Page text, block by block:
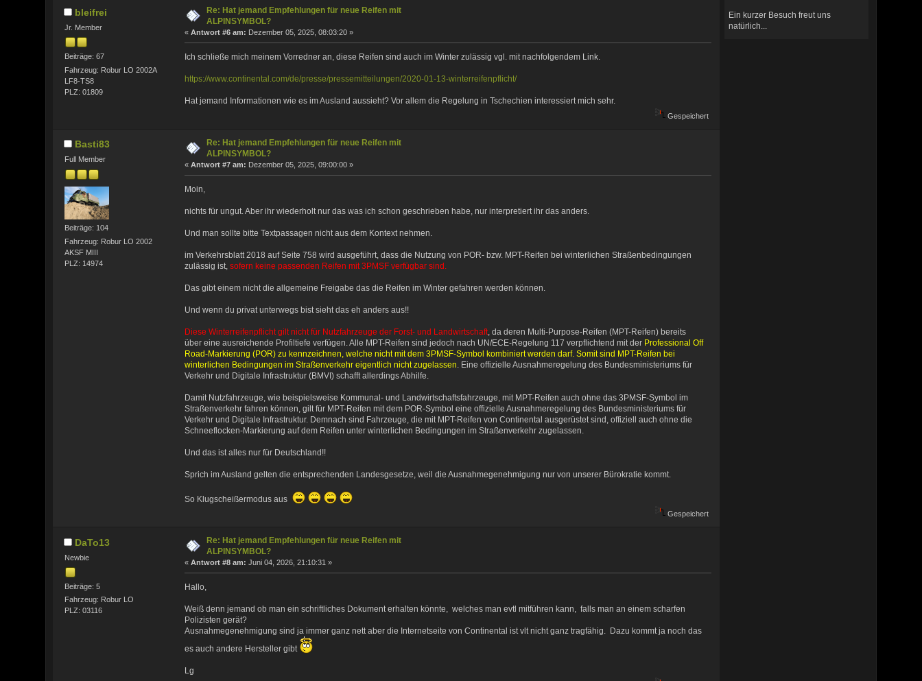
bleifrei
Jr. Member
Beiträge: 67
Fahrzeug: Robur LO 2002A
LF8-TS8
PLZ: 01809
Re: Hat jemand Empfehlungen für neue Reifen mit
ALPINSYMBOL?
«Antwort #6 am: Dezember 05, 2025, 08:03:20 »
Ich schließe mich meinem Vorredner an, diese Reifen sind auch im Winter zulässig vgl. mit nachfolgendem Link.
https://www.continental.com/de/presse/pressemitteilungen/2020-01-13-winterreifenpflicht/
Hat jemand Informationen wie es im Ausland aussieht? Vor allem die Regelung in Tschechien interessiert mich sehr.
Gespeichert
Basti83
Full Member
Beiträge: 104
Fahrzeug: Robur LO 2002
AKSF MIII
PLZ: 14974
Re: Hat jemand Empfehlungen für neue Reifen mit
ALPINSYMBOL?
«Antwort #7 am: Dezember 05, 2025, 09:00:00 »
Moin,
nichts für ungut. Aber ihr wiederholt nur das was ich schon geschrieben habe, nur interpretiert ihr das anders.
Und man sollte bitte Textpassagen nicht aus dem Kontext nehmen.
im Verkehrsblatt 2018 auf Seite 758 wird ausgeführt, dass die Nutzung von POR- bzw. MPT-Reifen bei winterlichen Straßenbedingungen
zulässig ist, sofern keine passenden Reifen mit 3PMSF verfügbar sind.
Das gibt einem nicht die allgemeine Freigabe das die Reifen im Winter gefahren werden können.
Und wenn du privat unterwegs bist sieht das eh anders aus!!
Diese Winterreifenpflicht gilt nicht für Nutzfahrzeuge der Forst- und Landwirtschaft , da deren Multi-Purpose-Reifen (MPT-Reifen) bereits
über eine ausreichende Profiltiefe verfügen. Alle MPT-Reifen sind jedoch nach UN/ECE-Regelung 117 verpflichtend mit der Professional Off
Road-Markierung (POR) zu kennzeichnen, welche nicht mit dem 3PMSF-Symbol kombiniert werden darf. Somit sind MPT-Reifen bei
winterlichen Bedingungen im Straßenverkehr eigentlich nicht zugelassen . Eine offizielle Ausnahmeregelung des Bundesministeriums für
Verkehr und Digitale Infrastruktur (BMVI) schafft allerdings Abhilfe.
Damit Nutzfahrzeuge, wie beispielsweise Kommunal- und Landwirtschaftsfahrzeuge, mit MPT-Reifen auch ohne das 3PMSF-Symbol im
Straßenverkehr fahren können, gilt für MPT-Reifen mit dem POR-Symbol eine offizielle Ausnahmeregelung des Bundesministeriums für
Verkehr und Digitale Infrastruktur. Demnach sind Fahrzeuge, die mit MPT-Reifen von Continental ausgerüstet sind, offiziell auch ohne die
Schneeflocken-Markierung auf dem Reifen unter winterlichen Bedingungen im Straßenverkehr zugelassen.
Und das ist alles nur für Deutschland!!
Sprich im Ausland gelten die entsprechenden Landesgesetze, weil die Ausnahmegenehmigung nur von unserer Bürokratie kommt.
So Klugscheißermodus aus
Gespeichert
DaTo13
Newbie
Beiträge: 5
Fahrzeug: Robur LO
PLZ: 03116
Re: Hat jemand Empfehlungen für neue Reifen mit
ALPINSYMBOL?
«Antwort #8 am: Juni 04, 2026, 21:10:31 »
Hallo,
Weiß denn jemand ob man ein schriftliches Dokument erhalten könnte, welches man evtl mitführen kann, falls man an einem scharfen
Polizisten gerät?
Ausnahmegenehmigung sind ja immer ganz nett aber die Internetseite von Continental ist vlt nicht ganz tragfähig. Dazu kommt ja noch das
es auch andere Hersteller gibt
Lg
Ein kurzer Besuch freut uns
natürlich...